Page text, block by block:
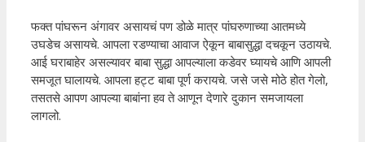
फक्त पांघरून अंगावर असायचं पण डोळे मात्र पांघरुणाच्या आतमध्ये
उघडेच असायचे. आपला रडण्याचा आवाज ऐकून बाबासुद्धा दचकून उठायचे.
आई घराबाहेर असल्यावर बाबा सुद्धा आपल्याला कडेवर घ्यायचे आणि आपली
समजूत घालायचे. आपला हट्ट बाबा पूर्ण करायचे. जसे जसे मोठे होत गेलो,
तसतसे आपण आपल्या बाबांना हव ते आणून देणारे दुकान समजायला
लागलो.